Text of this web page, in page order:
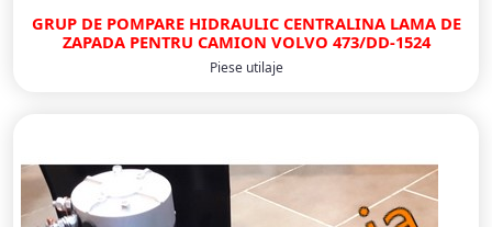
GRUP DE POMPARE HIDRAULIC CENTRALINA LAMA DE
ZAPADA PENTRU CAMION VOLVO 473/DD-1524
Piese utilaje